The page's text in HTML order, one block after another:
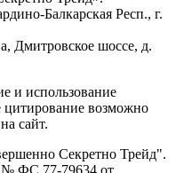
Балкарская Респ., г.
Дмитровское шоссе, д.
и использование
цитирование возможно
сайт.
Секретно Трейд".
№ ФС 77-79634 от